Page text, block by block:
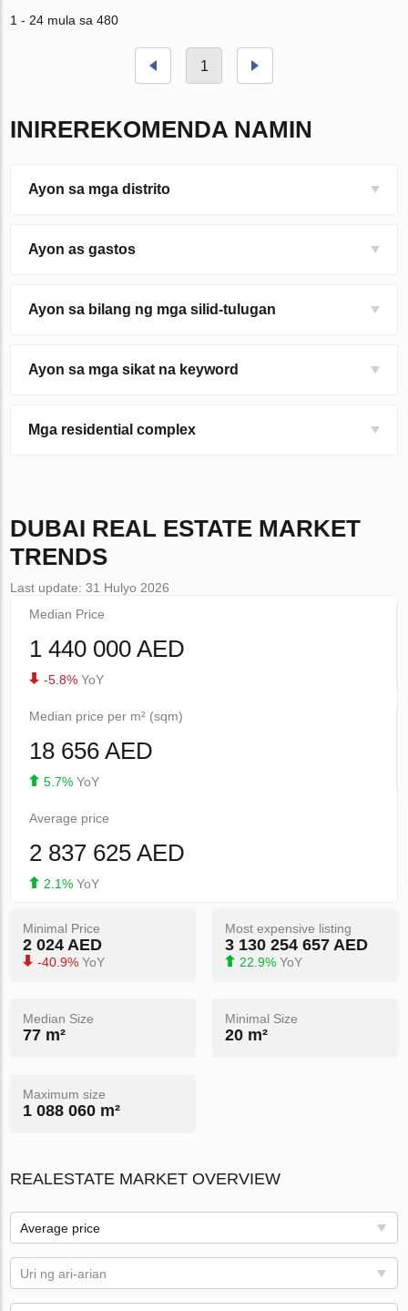
1 - 24 mula sa 480
1
INIREREKOMENDA NAMIN
Ayon sa mga distrito
Ayon as gastos
Ayon sa bilang ng mga silid-tulugan
Ayon sa mga sikat na keyword
Mga residential complex
DUBAI REAL ESTATE MARKET
TRENDS
Last update: 31 Hulyo 2026
Median Price
1 440 000 AED
-5.8% YoY
Median price per m² (sqm)
18 656 AED
5.7% YoY
Average price
2 837 625 AED
2.1% YoY
Minimal Price
2 024 AED
-40.9% YoY
Most expensive listing
3 130 254 657 AED
22.9% YoY
Median Size
77 m²
Minimal Size
20 m²
Maximum size
1 088 060 m²
REALESTATE MARKET OVERVIEW
Average price
Uri ng ari-arian